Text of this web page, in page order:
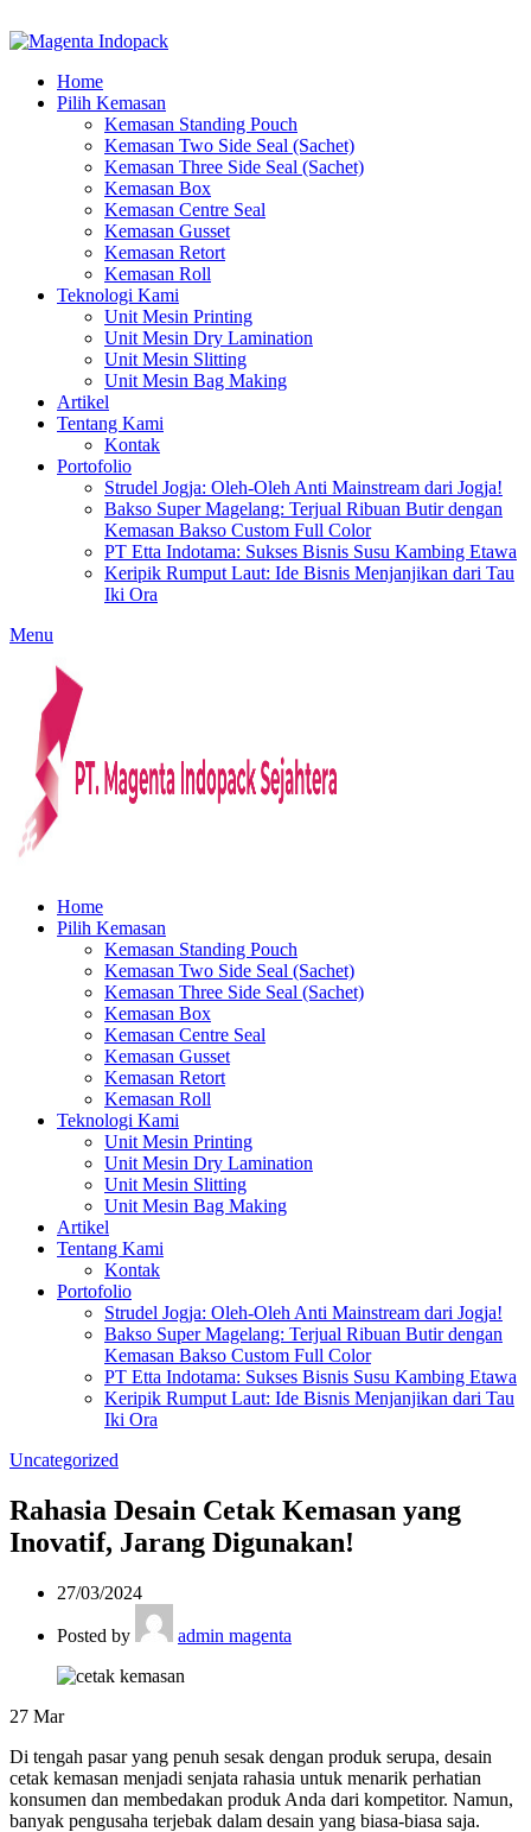
Home
Pilih Kemasan
Kemasan Standing Pouch
Kemasan Two Side Seal (Sachet)
Kemasan Three Side Seal (Sachet)
Kemasan Box
Kemasan Centre Seal
Kemasan Gusset
Kemasan Retort
Kemasan Roll
Teknologi Kami
Unit Mesin Printing
Unit Mesin Dry Lamination
Unit Mesin Slitting
Unit Mesin Bag Making
Artikel
Tentang Kami
Kontak
Portofolio
Strudel Jogja: Oleh-Oleh Anti Mainstream dari Jogja!
Bakso Super Magelang: Terjual Ribuan Butir dengan
Kemasan Bakso Custom Full Color
PT Etta Indotama: Sukses Bisnis Susu Kambing Etawa
Keripik Rumput Laut: Ide Bisnis Menjanjikan dari Tau
Iki Ora
Menu
Home
Pilih Kemasan
Kemasan Standing Pouch
Kemasan Two Side Seal (Sachet)
Kemasan Three Side Seal (Sachet)
Kemasan Box
Kemasan Centre Seal
Kemasan Gusset
Kemasan Retort
Kemasan Roll
Teknologi Kami
Unit Mesin Printing
Unit Mesin Dry Lamination
Unit Mesin Slitting
Unit Mesin Bag Making
Artikel
Tentang Kami
Kontak
Portofolio
Strudel Jogja: Oleh-Oleh Anti Mainstream dari Jogja!
Bakso Super Magelang: Terjual Ribuan Butir dengan
Kemasan Bakso Custom Full Color
PT Etta Indotama: Sukses Bisnis Susu Kambing Etawa
Keripik Rumput Laut: Ide Bisnis Menjanjikan dari Tau
Iki Ora
Uncategorized
Rahasia Desain Cetak Kemasan yang
Inovatif, Jarang Digunakan!
27/03/2024
Posted by admin magenta
27 Mar
Di tengah pasar yang penuh sesak dengan produk serupa, desain
cetak kemasan menjadi senjata rahasia untuk menarik perhatian
konsumen dan membedakan produk Anda dari kompetitor. Namun,
banyak pengusaha terjebak dalam desain yang biasa-biasa saja.